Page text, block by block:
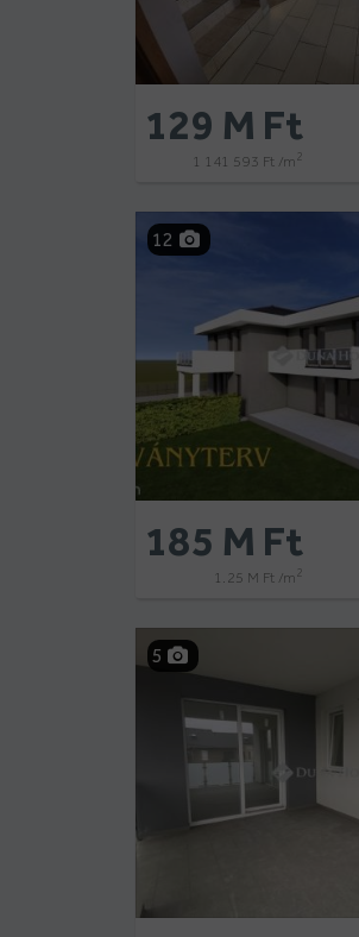
129 M Ft
1 141 593 Ft /m 2
12
185 M Ft
1.25 M Ft /m2
5